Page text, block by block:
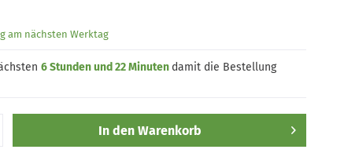
am nächsten Werktag
6 Stunden und 22 Minuten damit die Bestellung
In den Warenkorb